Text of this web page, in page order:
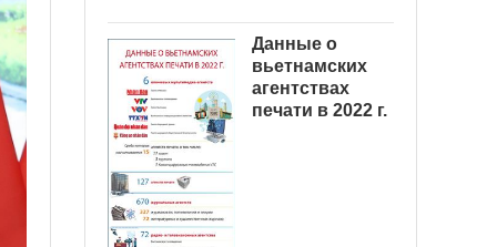
Данные о
вьетнамских
агентствах
печати в 2022 г.